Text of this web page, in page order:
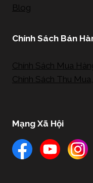
Blog
Chính Sách Bán
Chính Sách Mua
Chính Sách Thu
Mạng Xã Hội